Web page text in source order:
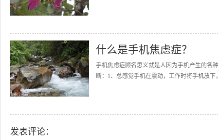
什么是手机焦虑症？
手机焦虑症顾名思义就是人因为手机产生的各
断：1、总感觉手机在震动，工作时将手机放
发表评论：